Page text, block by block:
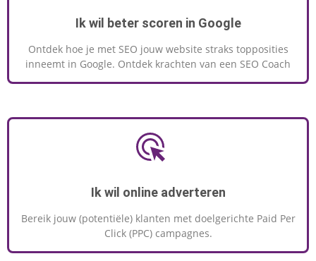
Ik wil beter scoren in Google
Ontdek hoe je met SEO jouw website straks topposities
inneemt in Google. Ontdek krachten van een SEO Coach
Ik wil online adverteren
Bereik jouw (potentiële) klanten met doelgerichte Paid Per
Click (PPC) campagnes.